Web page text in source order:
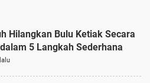
Hilangkan Bulu Ketiak Secara
5 Langkah Sederhana